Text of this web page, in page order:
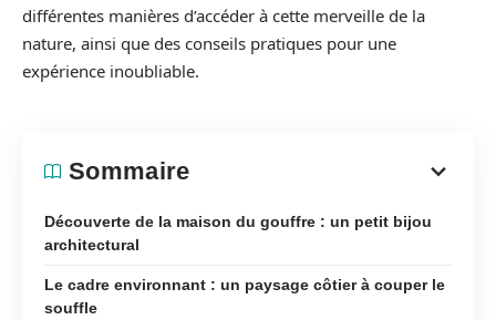
différentes manières d’accéder à cette merveille de la
nature, ainsi que des conseils pratiques pour une
expérience inoubliable.
Sommaire
Découverte de la maison du gouffre : un petit bijou
architectural
Le cadre environnant : un paysage côtier à couper le
souffle